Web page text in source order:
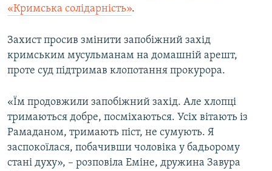
ВІДЕОУРОКИ «ELIFBE»
ІНФОГРАФІКА
Русский
Qırımtatar
ДОЛУЧАЙСЯ!
Усі сайти RFE/RL
«Кримська солідарність».
Захист просив змінити запобіжний захід
кримським мусульманам на домашній арешт,
проте суд підтримав клопотання прокурора.
«Їм продовжили запобіжний захід. Але хлопці
тримаються добре, посміхаються. Усіх вітають із
Рамаданом, тримають піст, не сумують. Я
заспокоїлася, побачивши чоловіка у бадьорому
стані духу», – розповіла Еміне, дружина Завура